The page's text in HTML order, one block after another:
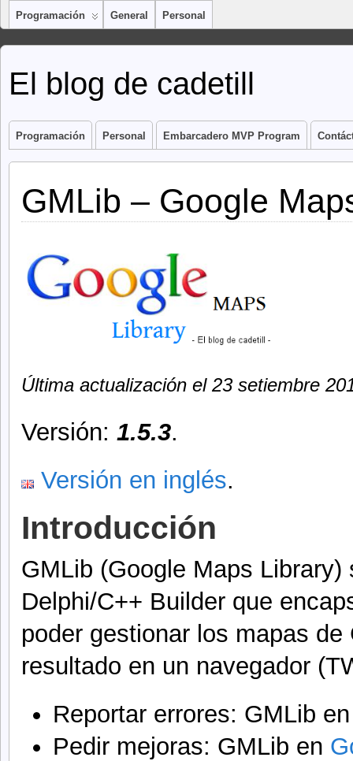
Programación General Personal
El blog de cadetill
Programación Personal Embarcadero MVP Program
GMLib – Google
Última actualización el 23 setiembre
Versión: 1.5.3.
Versión en inglés.
Introducción
GMLib (Google Maps
Delphi/C++ Builder que
poder gestionar los mapas
resultado en un navegador
Reportar errores: GMLib
Pedir mejoras: GMLib en